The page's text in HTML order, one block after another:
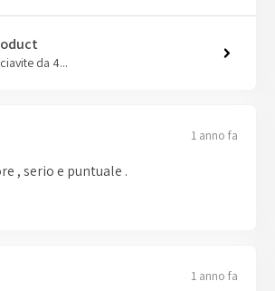
da 4...
1 anno fa
, serio e puntuale .
1 anno fa